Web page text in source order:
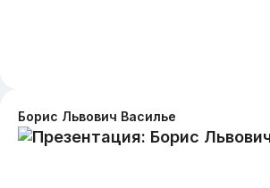
Борис Львович Василье